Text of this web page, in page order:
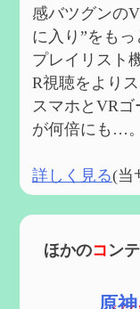
感バツグンの
に入り”をもっ
プレイリスト
R視聴をよりス
スマホとVR
が何倍にも…。
詳しく見る(当
ほかのコ ン
原神